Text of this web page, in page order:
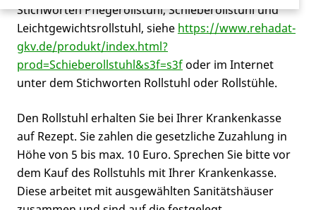
Stichworten Pflegerollstuhl, Schieberollstuhl und
Leichtgewichtsrollstuhl, siehe https://www.rehadat-
gkv.de/produkt/index.html?
prod=Schieberollstuhl&s3f=s3f oder im Internet
unter dem Stichworten Rollstuhl oder Rollstühle.
Den Rollstuhl erhalten Sie bei Ihrer Krankenkasse
auf Rezept. Sie zahlen die gesetzliche Zuzahlung in
Höhe von 5 bis max. 10 Euro. Sprechen Sie bitte vor
dem Kauf des Rollstuhls mit Ihrer Krankenkasse.
Diese arbeitet mit ausgewählten Sanitätshäuser